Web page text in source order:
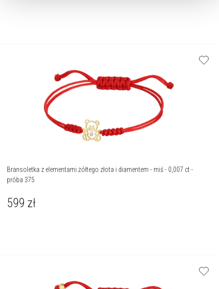
Bransoletka z elementami żółtego złota i diamentem - miś - 0,007 ct -
próba 375
599 zł